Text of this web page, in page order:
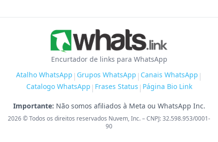
Encurtador de links para WhatsApp
Atalho WhatsApp | Grupos WhatsApp | Canais WhatsApp |
Catalogo WhatsApp | Frases Status | Página Bio Link
Importante: Não somos afiliados à Meta ou WhatsApp Inc.
2026© Todos os direitos reservados Nuvem, Inc. – CNPJ: 32.598.953/0001-
90